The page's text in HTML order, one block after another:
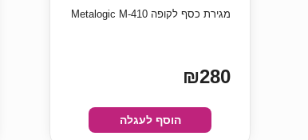
מגירת כסף לקופה Metalogic M-410
₪280
הוסף לעגלה